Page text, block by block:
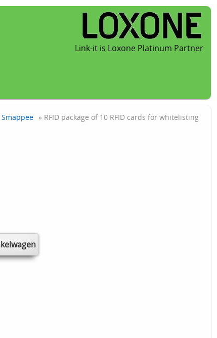
Link-it is Loxone Platinum Partner
Smappee » RFID package of 10 RFID cards for whitelisting